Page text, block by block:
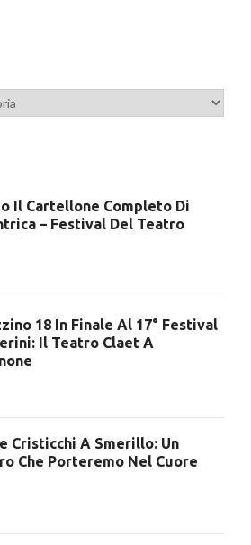
Il Cartellone Completo Di
– Festival Del Teatro
18 In Finale Al 17° Festival
Il Teatro Claet A
Cristicchi A Smerillo: Un
Che Porteremo Nel Cuore